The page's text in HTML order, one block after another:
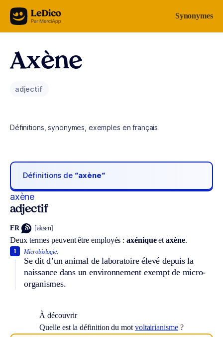
Aller au contenu Synonymes
Axène
adjectif
Définitions, synonymes, exemples en français
Définitions de “axène“
axène
adjectif
FR [aksɛn]
Deux termes peuvent être employés :axéniqueetaxène.
Microbiologie.
Se dit d’un animal de laboratoire élevé depuis la
naissance dans un environnement exempt de micro-
organismes.
1
À découvrir
Quelle est la définition du mot voltairianisme?